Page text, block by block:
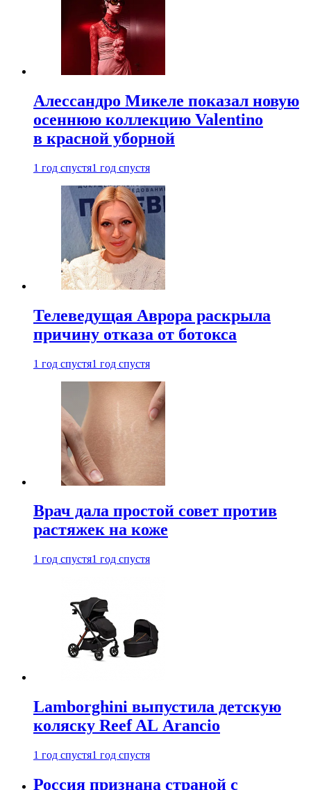
Алессандро Микеле показал новую
осеннюю коллекцию Valentino
в красной уборной
1 год спустя1 год спустя
Телеведущая Аврора раскрыла
причину отказа от ботокса
1 год спустя1 год спустя
Врач дала простой совет против
растяжек на коже
1 год спустя1 год спустя
Lamborghini выпустила детскую
коляску Reef AL Arancio
1 год спустя1 год спустя
Россия признана страной с